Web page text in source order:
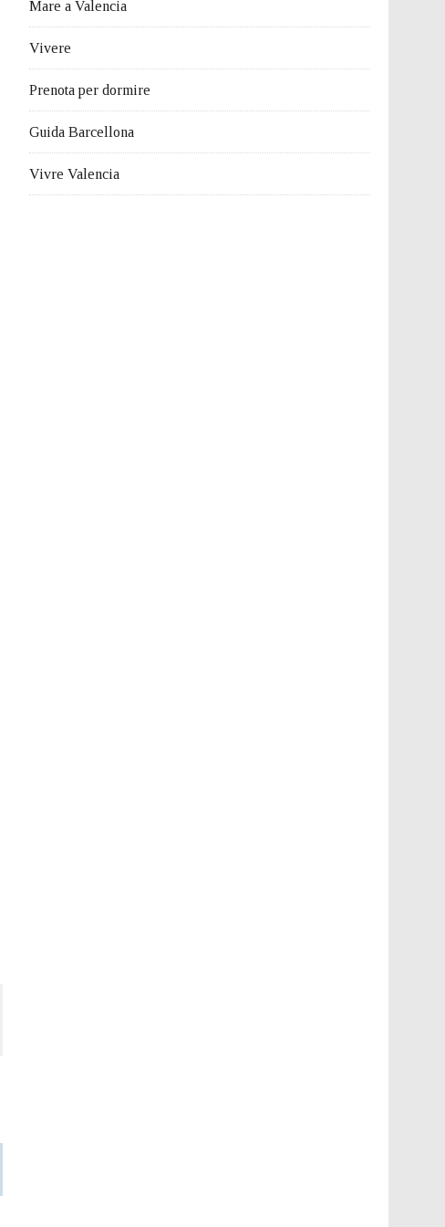
Mare a Valencia
Vivere
Prenota per dormire
Guida Barcellona
Vivre Valencia